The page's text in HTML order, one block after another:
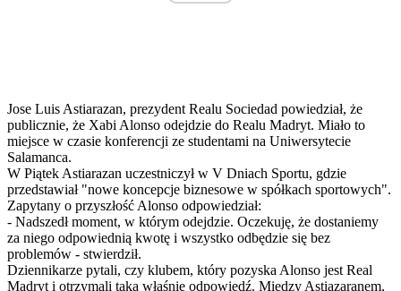
Jose Luis Astiarazan, prezydent Realu Sociedad powiedział, że
publicznie, że Xabi Alonso odejdzie do Realu Madryt. Miało to
miejsce w czasie konferencji ze studentami na Uniwersytecie
Salamanca.
W Piątek Astiarazan uczestniczył w V Dniach Sportu, gdzie
przedstawiał "nowe koncepcje biznesowe w spółkach sportowych".
Zapytany o przyszłość Alonso odpowiedział:
- Nadszedł moment, w którym odejdzie. Oczekuję, że dostaniemy
za niego odpowiednią kwotę i wszystko odbędzie się bez
problemów - stwierdził.
Dziennikarze pytali, czy klubem, który pozyska Alonso jest Real
Madryt i otrzymali taką właśnie odpowiedź. Między Astiazaranem,